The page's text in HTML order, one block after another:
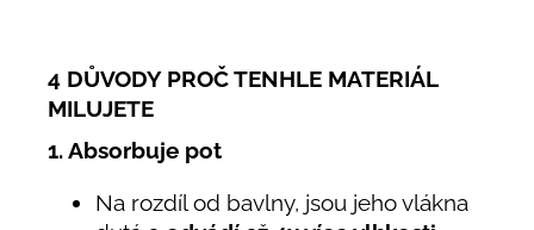
4 DŮVODY PROČ TENHLE MATERIÁL
MILUJETE
1. Absorbuje pot
Na rozdíl od bavlny, jsou jeho vlákna